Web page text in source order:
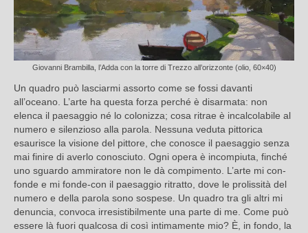
Giovanni Brambilla, l’Adda con la torre di Trezzo all’orizzonte (olio, 60×40)
Un quadro può lasciarmi assorto come se fossi davanti
all’oceano. L’arte ha questa forza perché è disarmata: non
elenca il paesaggio né lo colonizza; cosa ritrae è incalcolabile al
numero e silenzioso alla parola. Nessuna veduta pittorica
esaurisce la visione del pittore, che conosce il paesaggio senza
mai finire di averlo conosciuto. Ogni opera è incompiuta, finché
uno sguardo ammiratore non le dà compimento. L’arte mi con-
fonde e mi fonde-con il paesaggio ritratto, dove le prolissità del
numero e della parola sono sospese. Un quadro tra gli altri mi
denuncia, convoca irresistibilmente una parte di me. Come può
essere là fuori qualcosa di così intimamente mio? È, in fondo, la